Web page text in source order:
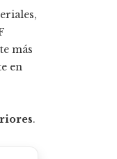
más
en
.